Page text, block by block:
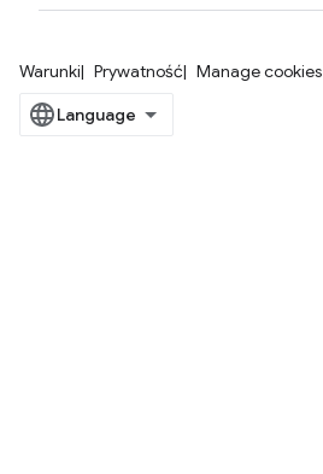
Warunki Prywatność Manage cookies